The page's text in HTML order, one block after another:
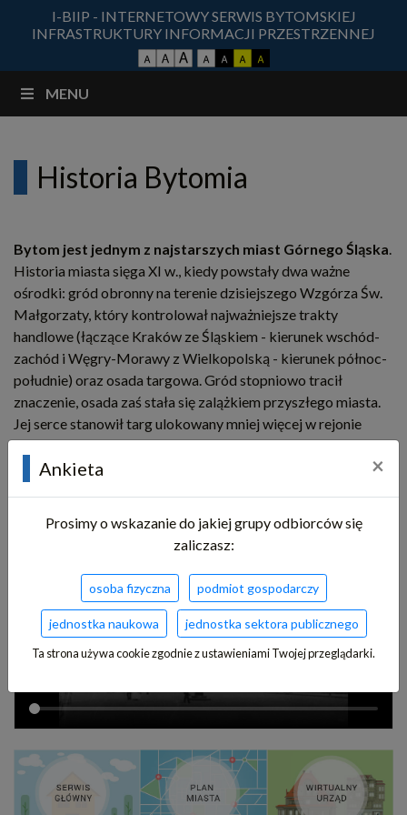
I-BIIP - INTERNETOWY SERWIS BYTOMSKIEJ
INFRASTRUKTURY INFORMACJI PRZESTRZENNEJ
MENU
Historia Bytomia
Bytom jest jednym z najstarszych miast Górnego Śląska.
Historia miasta sięga XI w., kiedy powstały dwa ważne
ośrodki: gród obronny na terenie dzisiejszego Wzgórza Św.
Małgorzaty, który kontrolował najważniejsze trakty
handlowe (łączące Kraków ze Śląskiem - kierunek wschód-
zachód i Węgry-Morawy z Wielkopolską - kierunek północ-
południe) oraz osada targowa. Gród stopniowo tracił
znaczenie, osada zaś stała się zalążkiem przyszłego miasta.
Jej serce stanowił targ ulokowany mniej więcej w rejonie
dzisiejszych ulic Józefczaka i Krakowskiej oraz dwie
karczmy. Prawdopodobnie już ok. 1231 r. posiadała własny
Ankieta ×
Prosimy o wskazanie do jakiej grupy odbiorców się
zaliczasz:
osoba fizyczna podmiot gospodarczy
jednostka naukowa jednostka sektora publicznego
Ta strona używa cookie zgodnie z ustawieniami Twojej przeglądarki.